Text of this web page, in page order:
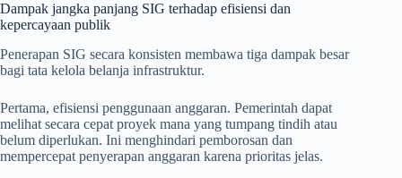
Dampak jangka panjang SIG terhadap efisiensi dan
kepercayaan publik
Penerapan SIG secara konsisten membawa tiga dampak besar
bagi tata kelola belanja infrastruktur.
Pertama, efisiensi penggunaan anggaran. Pemerintah dapat
melihat secara cepat proyek mana yang tumpang tindih atau
belum diperlukan. Ini menghindari pemborosan dan
mempercepat penyerapan anggaran karena prioritas jelas.